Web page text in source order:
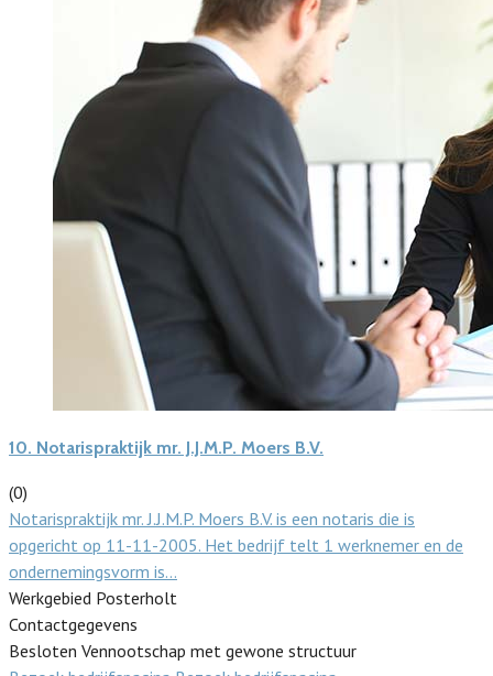
10. Notarispraktijk mr. J.J.M.P. Moers B.V.
(0)
Notarispraktijk mr. J.J.M.P. Moers B.V. is een notaris die is
opgericht op 11-11-2005. Het bedrijf telt 1 werknemer en de
ondernemingsvorm is…
Werkgebied Posterholt
Contactgegevens
Besloten Vennootschap met gewone structuur